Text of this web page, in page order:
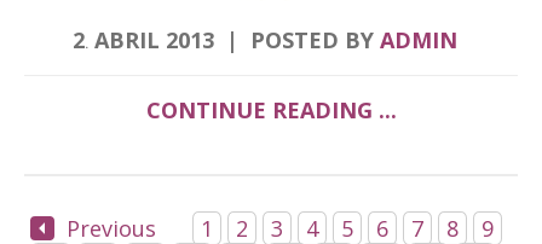
2. ABRIL 2013 POSTED BY ADMIN
CONTINUE READING ...
Previous 1 2 3 4 5 6 7 8
9